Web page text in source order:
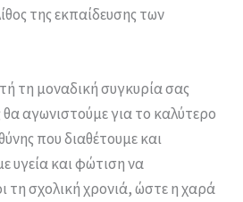
της εκπαίδευσης των
τη μοναδική συγκυρία σας
αγωνιστούμε για το καλύτερο
που διαθέτουμε και
υγεία και φώτιση να
τη σχολική χρονιά, ώστε η χαρά